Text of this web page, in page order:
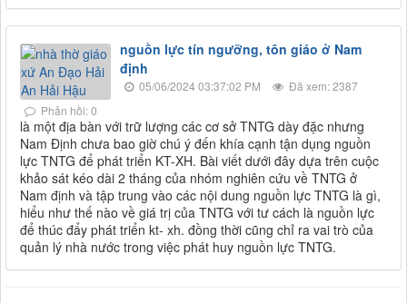
nguồn lực tín ngưỡng, tôn giáo ở Nam
định
05/06/2024 03:37:02 PM
Đã xem: 2387
Phản hồi: 0
là một địa bàn với trữ lượng các cơ sở TNTG dày đặc nhưng
Nam Định chưa bao giờ chú ý đến khía cạnh tận dụng nguồn
lực TNTG để phát triển KT-XH. Bài viết dưới đây dựa trên cuộc
khảo sát kéo dài 2 tháng của nhóm nghiên cứu về TNTG ở
Nam định và tập trung vào các nội dung nguồn lực TNTG là gì,
hiểu như thế nào về giá trị của TNTG với tư cách là nguồn lực
để thúc đẩy phát triển kt- xh. đồng thời cũng chỉ ra vai trò của
quản lý nhà nước trong việc phát huy nguồn lực TNTG.